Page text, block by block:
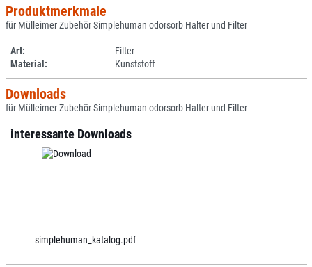
Produktmerkmale
für Mülleimer Zubehör Simplehuman odorsorb Halter und Filter
Art:
Filter
Material:
Kunststoff
Downloads
für Mülleimer Zubehör Simplehuman odorsorb Halter und Filter
interessante Downloads
simplehuman_katalog.pdf